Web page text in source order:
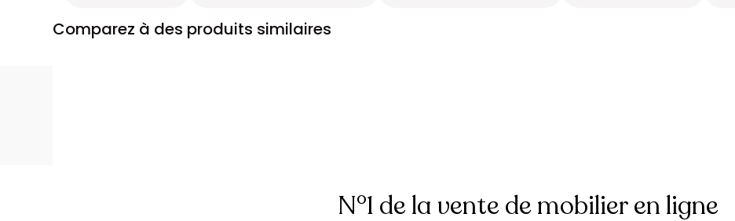
Comparez à des produits similaires
N°1 de la vente de mobilier en ligne